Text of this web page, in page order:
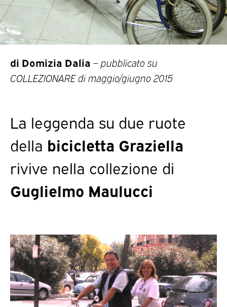
di Domizia Dalia –pubblicato su
COLLEZIONARE di maggio/giugno 2015
La leggenda su due ruote
della bicicletta Graziella
rivive nella collezione di
Guglielmo Maulucci